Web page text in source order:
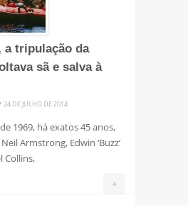
a tripulação da
sã e salva à
24 DE JULHO DE 2014
1969, há exatos 45 anos,
Armstrong, Edwin ‘Buzz’
Collins,
+